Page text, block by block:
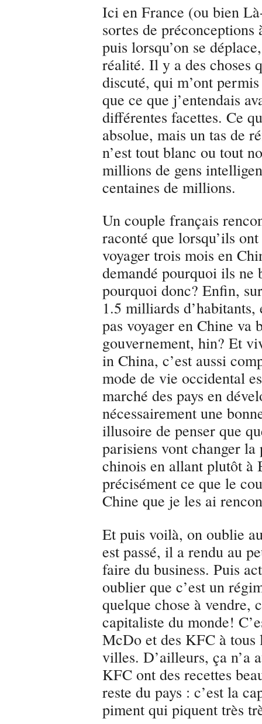
Ici en France (ou bien
sortes de
puis lorsqu’on se
réalité. Il y a des choses
discuté, qui m’ont
que ce que j’entendais
différentes facettes. Ce
absolue, mais un tas de
n’est tout blanc ou tout
millions de gens
centaines de millions.
Un couple français
raconté que lorsqu’ils
voyager trois mois en
demandé pourquoi ils ne
pourquoi donc? Enfin,
1.5 milliards
pas voyager en Chine va
gouvernement, hin? Et
in China, c’est aussi
mode de vie occidental
marché des pays en
nécessairement une
illusoire de penser que
parisiens vont changer
chinois en allant plutôt à
précisément ce que le
Chine que je les ai
Et puis voilà, on oublie
est passé, il a rendu au
faire du business. Puis
oublier que c’est un
quelque chose à vendre,
capitaliste du monde!
McDo et des KFC à tous
villes. D’ailleurs, ça n’a
KFC ont des recettes
reste du pays : c’est la
piment qui piquent très